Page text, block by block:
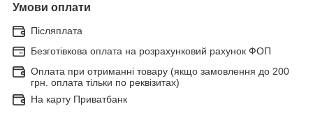
Умови оплати
Післяплата
Безготівкова оплата на розрахунковий рахунок ФОП
Оплата при отриманні товару (якщо замовлення до 200
грн. оплата тільки по реквізитах)
На карту Приватбанк